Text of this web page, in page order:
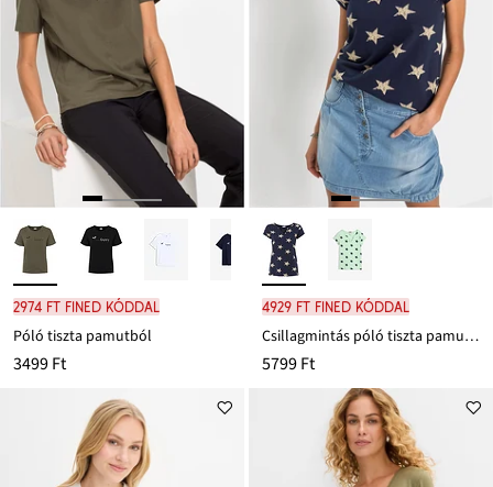
2974 Ft FINED kóddal
Póló tiszta pamutból
3499 Ft
4929 Ft FINED kóddal
Csillagmintás póló tiszta pamutból
5799 Ft